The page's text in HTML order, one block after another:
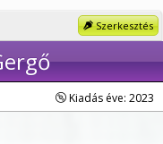
Szerkesztés
Kiadás éve: 2023